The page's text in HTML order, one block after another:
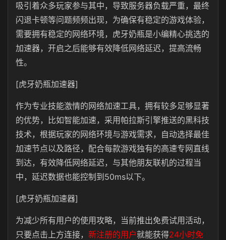
吸引着众多玩家参与其中，导致服务器负载严重，最终
闪退卡顿等问题频频出现，为确保有稳定的游戏体验，
需要拥有稳定的网络环境，虎牙奶瓶是小编精心挑选的
加速器，开启之后能够有效降低网络延迟，提高流畅
性。
[虎牙奶瓶加速器]
作为专业技能激情的网络加速工具，拥有较多足够显著
的优势，比如智能加速，采用帕拉斯引擎推送的黑科技
技术，根据玩家的网络环境与游戏需求，自动选择最佳
加速节点以及路径，配合每款游戏独有的高速专网直线
到达，有效降低网络延迟，与其他朋友联机的过程当
中，延迟数据也能控制到50ms以下。
[虎牙奶瓶加速器]
为减少所有用户的使用攻略，当前推出免费试用活动，
只要点击上方连接， 新注册的用户就能获得24小时免